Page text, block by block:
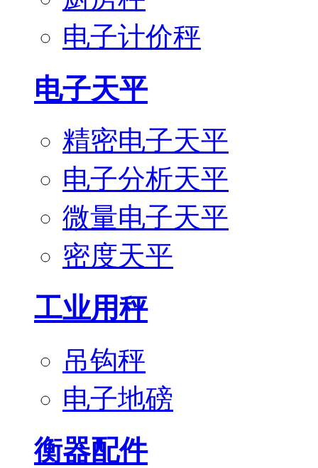
电子计价秤
电子天平
精密电子天平
电子分析天平
微量电子天平
密度天平
工业用秤
吊钩秤
电子地磅
衡器配件